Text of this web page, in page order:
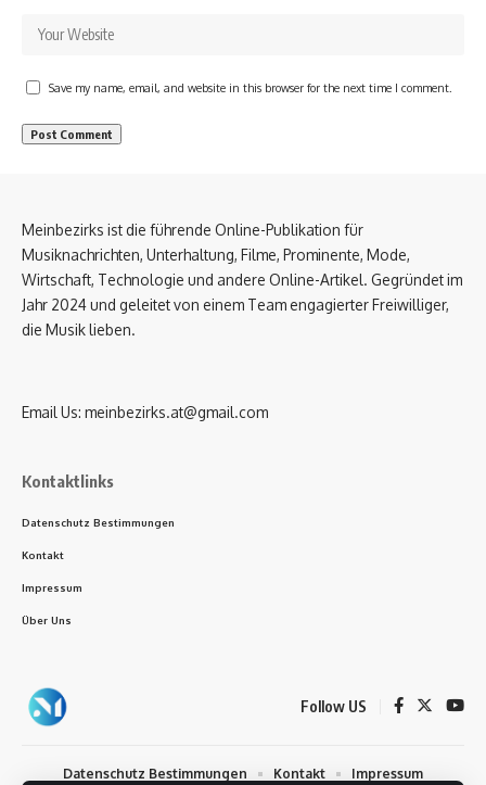
Save my name, email, and website in this browser for the next time I comment.
Meinbezirks ist die führende Online-Publikation für
Musiknachrichten, Unterhaltung, Filme, Prominente, Mode,
Wirtschaft, Technologie und andere Online-Artikel. Gegründet im
Jahr 2024 und geleitet von einem Team engagierter Freiwilliger,
die Musik lieben.
Email Us: meinbezirks.at@gmail.com
Kontaktlinks
Datenschutz Bestimmungen
Kontakt
Impressum
Über Uns
Follow US
Datenschutz Bestimmungen Kontakt Impressum